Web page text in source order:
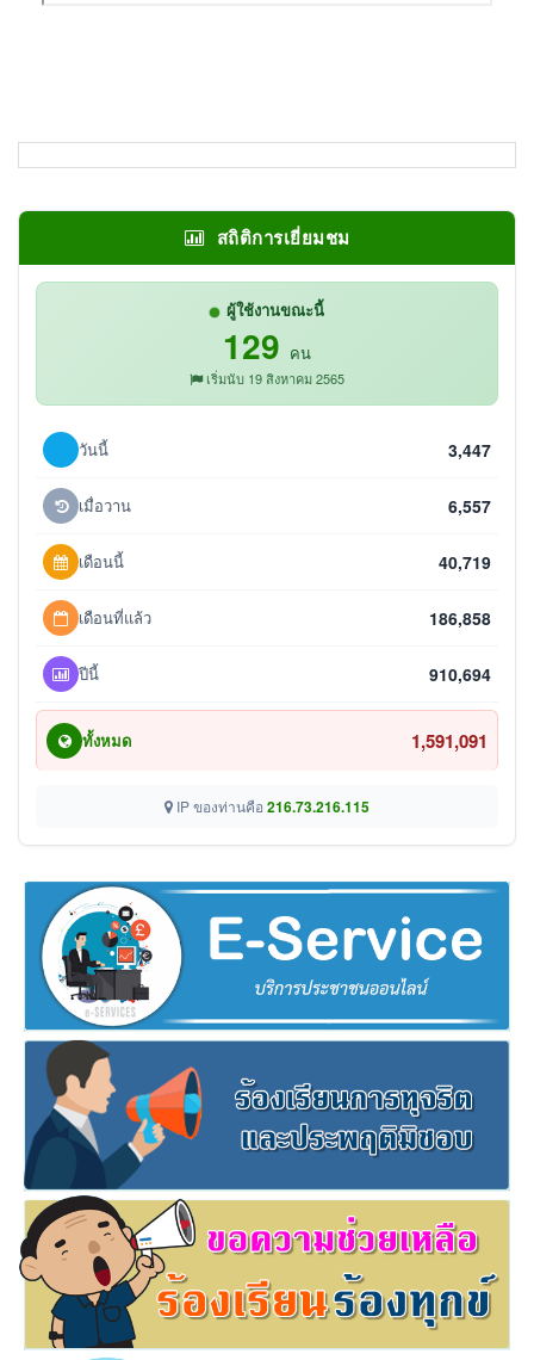
สถิติการเยี่ยมชม
ผู้ใช้งานขณะนี้
129 คน
เริ่มนับ 19 สิงหาคม 2565
วันนี้ 3,447
เมื่อวาน 6,557
เดือนนี้ 40,719
เดือนที่แล้ว 186,858
ปีนี้ 910,694
ทั้งหมด 1,591,091
IP ของท่านคือ 216.73.216.115